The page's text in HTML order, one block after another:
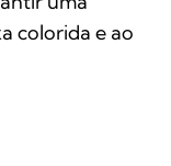
colorida e ao